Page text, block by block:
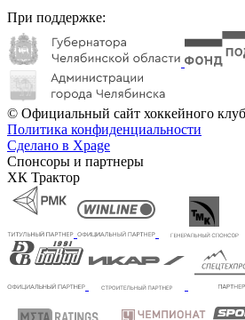
При поддержке:
© Официальный сайт хоккейного
Политика конфиденциальности
Сделано в Xpage
Спонсоры и партнеры
ХК Трактор